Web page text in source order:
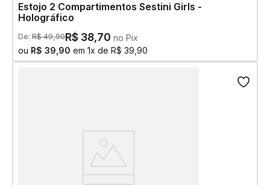
Estojo 2 Compartimentos Sestini Girls -
Holográfico
De: R$ 49,90R$ 38,70 no Pix
ou R$ 39 90 em 1x de R$ 39 90